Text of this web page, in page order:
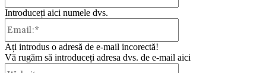
Introduceți aici numele dvs.
Ați introdus o adresă de e-mail incorectă!
Vă rugăm să introduceți adresa dvs. de e-mail aici